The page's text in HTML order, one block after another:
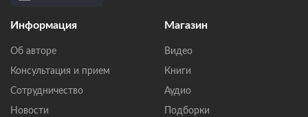
Информация
Об авторе
Консультация и прием
Сотрудничество
Новости
Магазин
Видео
Книги
Аудио
Подборки